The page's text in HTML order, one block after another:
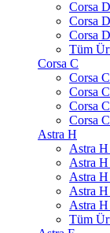
Corsa
Corsa
Corsa
Tüm
Corsa C
Corsa
Corsa
Corsa
Corsa
Astra H
Astra H
Astra
Astra
Astra
Astra
Tüm